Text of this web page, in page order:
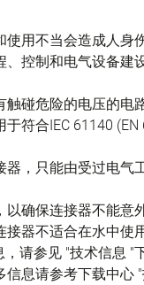
用不当会造成人身伤
控制和电气设备
碰危险的电压的
符合IEC 61140
，只能由受过电
以确保连接器不能意
器不适合在水中
请参见 "技术信息 "
息请参考下载中心 "